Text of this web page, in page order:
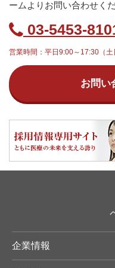
ームよりお問い合わせくだ
03-5453-
営業時間：平日9:00～17:30（土
お問い
企業情報